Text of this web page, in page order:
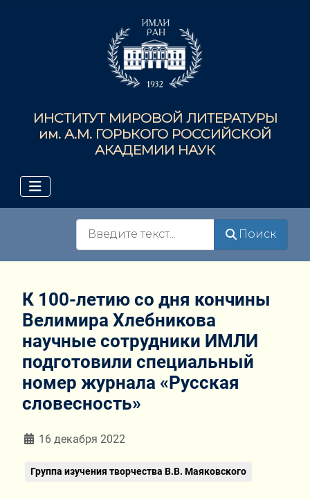
ИНСТИТУТ МИРОВОЙ ЛИТЕРАТУРЫ
им. А.М. ГОРЬКОГО РОССИЙСКОЙ
АКАДЕМИИ НАУК
Поиск
К 100-летию со дня кончины
Велимира Хлебникова
научные сотрудники ИМЛИ
подготовили специальный
номер журнала «Русская
словесность»
Информация о материале
16 декабря 2022
Группа изучения творчества В.В. Маяковского